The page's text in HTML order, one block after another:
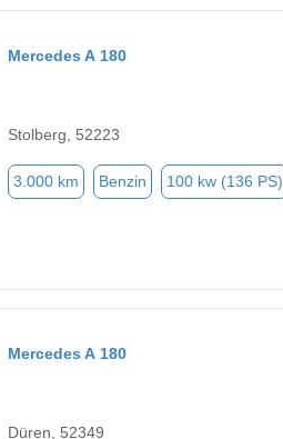
Mercedes A 180
Stolberg, 52223
3.000 km Benzin 100 kw (136 PS)
Mercedes A 180
Düren, 52349